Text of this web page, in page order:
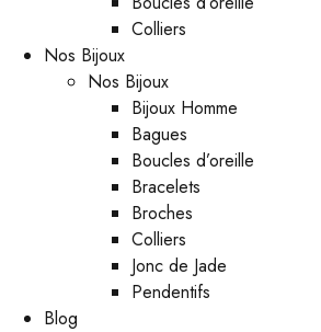
Colliers
Nos Bijoux
Nos Bijoux
Bijoux Homme
Bagues
Boucles d’oreille
Bracelets
Broches
Colliers
Jonc de Jade
Pendentifs
Blog